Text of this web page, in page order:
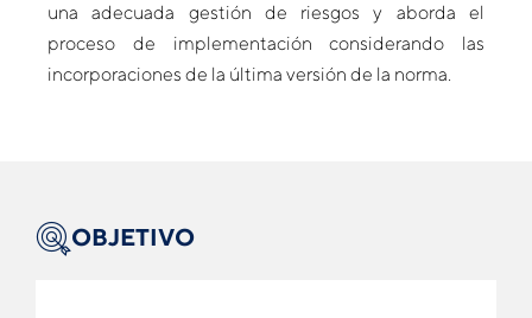
una adecuada gestión de riesgos y aborda el
proceso de implementación considerando las
incorporaciones de la última versión de la norma.
OBJETIVO